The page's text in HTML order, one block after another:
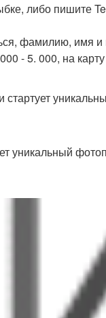
либо пишите
фамилию, имя
- 5. 000, на